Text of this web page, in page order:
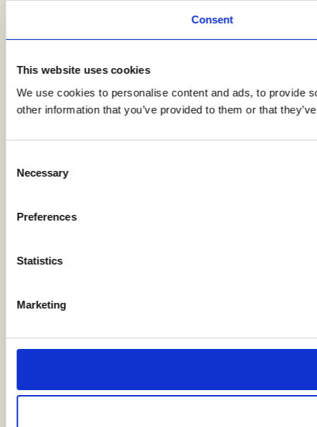
Consent
This website uses cookies
We use cookies to personalise content and ads, to provide
other information that you’ve provided to them or that
Selection
Necessary
Preferences
Statistics
Marketing